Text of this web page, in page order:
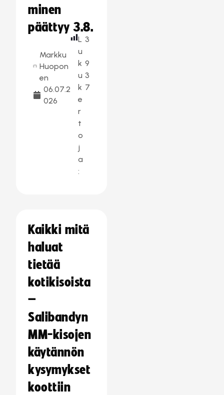
minen
päättyy 3.8.
Markku
Huopon
en
06.07.2
026
L
u
k
u
k
e
r
t
o
j
a
:
3
9
3
7
Kaikki mitä
haluat
tietää
kotikisoista
–
Salibandyn
MM-kisojen
käytännön
kysymykset
koottiin